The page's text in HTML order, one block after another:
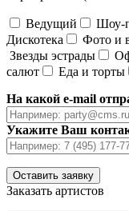
Ведущий Шоу-
Дискотека
Фото и
Звезды эстрады
салют
Еда и торты
На какой e-mail
Укажите Ваш
Заказать артистов